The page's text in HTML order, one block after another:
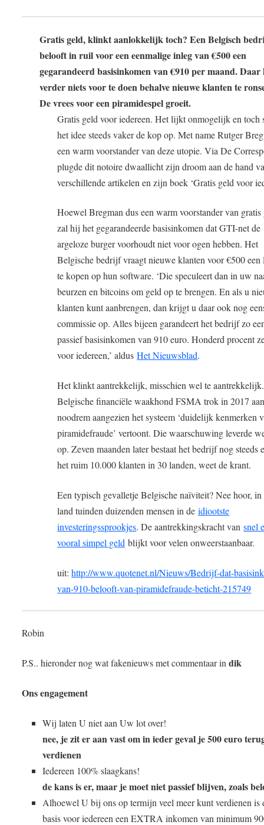
Gratis geld, klinkt aanlokkelijk toch? Een Belgisch
belooft in ruil voor een eenmalige inleg van €500 een
gegarandeerd basisinkomen van €910 per maand. Daar
verder niets voor te doen behalve nieuwe klanten te
De vrees voor een piramidespel groeit.
Gratis geld voor iedereen. Het lijkt onmogelijk en toch
het idee steeds vaker de kop op. Met name Rutger
een warm voorstander van deze utopie. Via De
plugde dit notoire dwaallicht zijn droom aan de hand
verschillende artikelen en zijn boek ‘Gratis geld voor
Hoewel Bregman dus een warm voorstander van gratis
zal hij het gegarandeerde basisinkomen dat GTI-net de
argeloze burger voorhoudt niet voor ogen hebben. Het
Belgische bedrijf vraagt nieuwe klanten voor €500 een
te kopen op hun software. ‘Die speculeert dan in uw
beurzen en bitcoins om geld op te brengen. En als u
klanten kunt aanbrengen, dan krijgt u daar ook nog
commissie op. Alles bijeen garandeert het bedrijf zo
passief basisinkomen van 910 euro. Honderd procent
voor iedereen,’ aldusHet Nieuwsblad.
Het klinkt aantrekkelijk, misschien wel te
Belgische financiële waakhond FSMA trok in 2017
noodrem aangezien het systeem ‘duidelijk kenmerken
piramidefraude’ vertoont. Die waarschuwing leverde
op. Zeven maanden later bestaat het bedrijf nog steeds
het ruim 10.000 klanten in 30 landen, weet de krant.
Een typisch gevalletje Belgische naïviteit? Nee hoor, in
land tuinden duizenden mensen in deidiootste
investeringssprookjes. De aantrekkingskracht vansnel
vooral simpel geld blijkt voor velen onweerstaanbaar.
uit:http://www.quotenet.nl/Nieuws/Bedrijf-dat-
van-910-belooft-van-piramidefraude-beticht-215749
Robin
P.S.. hieronder nog wat fakenieuws met commentaar indik
Ons engagement
Wij laten U niet aan Uw lot over!
nee, je zit er aan vast om in ieder geval je 500 euro
verdienen
Iedereen 100% slaagkans!
de kans is er, maar je moet niet passief blijven, zoals
Alhoewel U bij ons op termijn veel meer kunt verdienen is
basis voor iedereen een EXTRA inkomen van minimum